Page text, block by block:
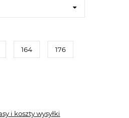
164 176
i koszty wysyłki